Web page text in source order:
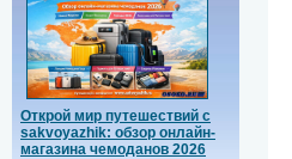
Открой мир путешествий с
sakvoyazhik: обзор онлайн-
магазина чемоданов 2026